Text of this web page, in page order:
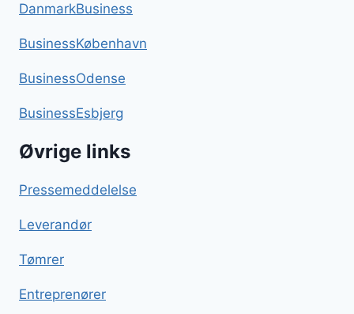
DanmarkBusiness
BusinessKøbenhavn
BusinessOdense
BusinessEsbjerg
Øvrige links
Pressemeddelelse
Leverandør
Tømrer
Entreprenører